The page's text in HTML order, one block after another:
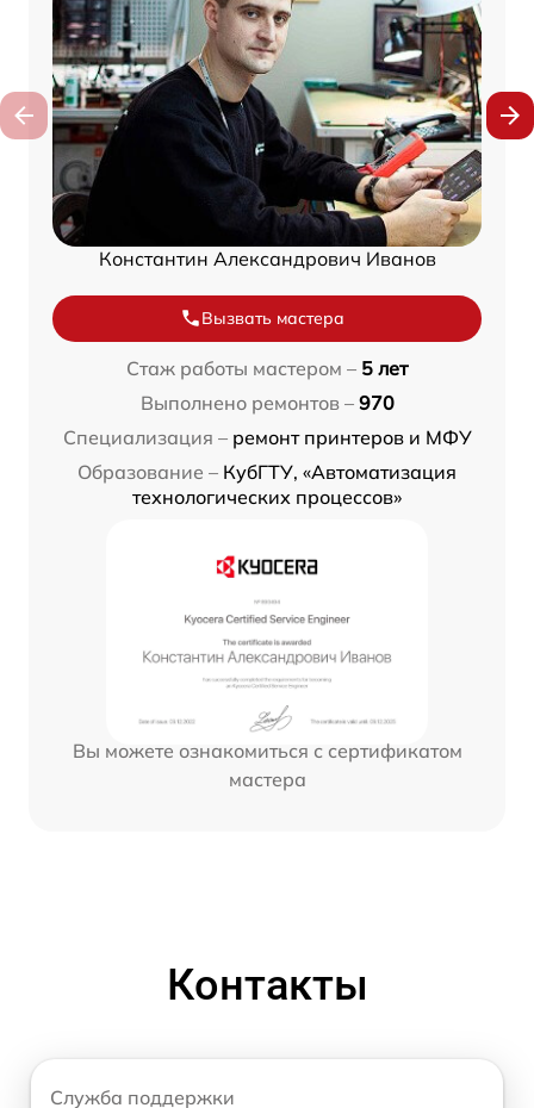
Константин Александрович Иванов
Вызвать мастера
Стаж работы мастером – 5 лет
Выполнено ремонтов – 970
Специализация – ремонт принтеров и МФУ
Образование – КубГТУ, «Автоматизация
технологических процессов»
Вы можете ознакомиться с сертификатом
мастера
Контакты
Служба поддержки